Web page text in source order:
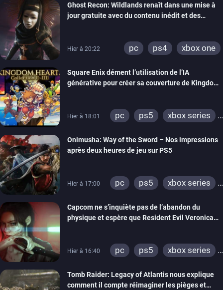
ps4
xbox one
nintendo 64
Ghost Recon: Wildlands renaît dans une mise à
jour gratuite avec du contenu inédit et des
Hier à 20:22 pc ps4 xbox one
Square Enix dément l’utilisation de l’IA
générative pour créer sa couverture de Kingdom
Hier à 18:01 pc ps5
xbox series
Onimusha: Way of the Sword – Nos impressions
après deux heures de jeu sur PS5
Hier à 17:00 pc ps5
xbox series
Capcom ne s’inquiète pas de l’abandon du
physique et espère que Resident Evil Veronica
Hier à 16:40 pc ps5
xbox series
Tomb Raider: Legacy of Atlantis nous explique
comment il compte réimaginer les pièges et